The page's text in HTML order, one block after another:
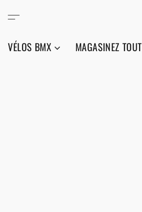
VÉLOS BMX MAGASINEZ TOUT